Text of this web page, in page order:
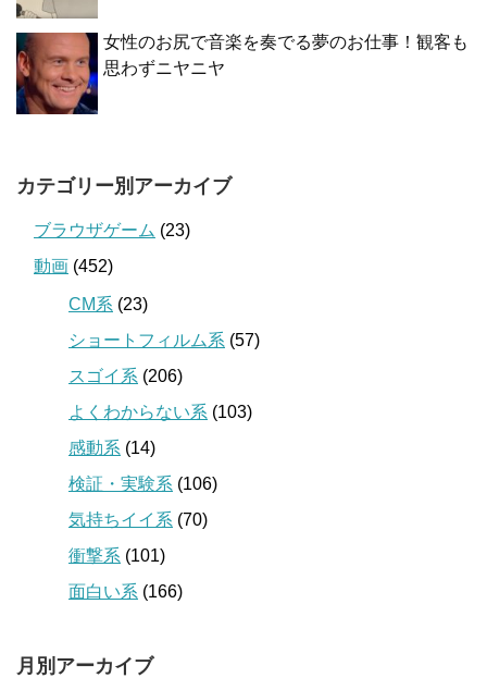
女性のお尻で音楽を奏でる夢のお仕事！観客も
思わずニヤニヤ
カテゴリー別アーカイブ
ブラウザゲーム (23)
動画 (452)
CM系 (23)
ショートフィルム系 (57)
スゴイ系 (206)
よくわからない系 (103)
感動系 (14)
検証・実験系 (106)
気持ちイイ系 (70)
衝撃系 (101)
面白い系 (166)
月別アーカイブ